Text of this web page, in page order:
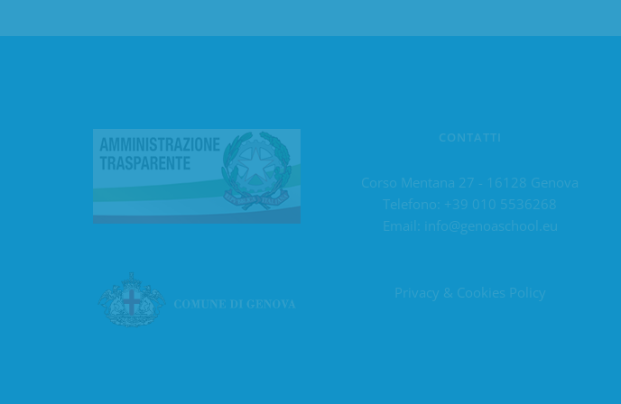
CONTATTI
Corso Mentana 27 - 16128 Genova
Telefono: +39 010 5536268
Email:
info@genoaschool.eu
Privacy & Cookies Policy